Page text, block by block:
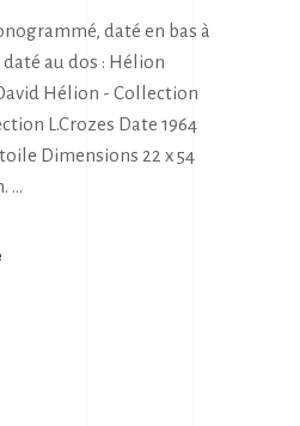
daté en bas à
au dos : Hélion
Hélion - Collection
L.Crozes Date 1964
Dimensions 22 x 54